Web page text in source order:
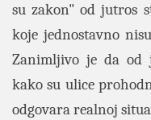
su zakon" od jutros
koje jednostavno
Zanimljivo je da od
kako su ulice
odgovara realnoj